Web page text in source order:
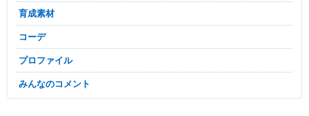
育成素材
コーデ
プロファイル
みんなのコメント